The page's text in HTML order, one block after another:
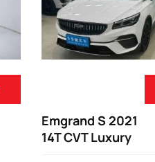
Emgrand S 2021
14T CVT Luxury